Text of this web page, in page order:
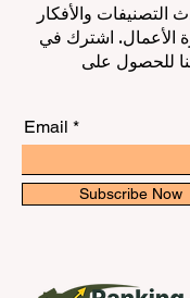
التصنيفات والأفكار
الأعمال. اشترك في
للحصول على
Email
Subscribe Now